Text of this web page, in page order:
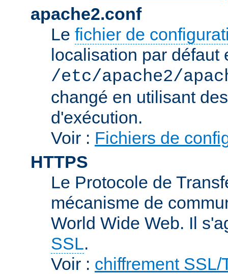
apache2.conf
Le fichier de
localisation par défaut
/etc/apache2/
changé en utilisant
d'exécution.
Voir : Fichiers de
HTTPS
Le Protocole de
mécanisme de
World Wide Web. Il
SSL.
Voir : chiffrement SSL/